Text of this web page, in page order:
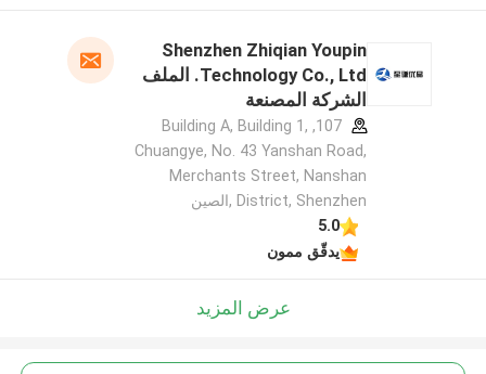
Shenzhen Zhiqian Youpin
Technology Co., Ltd. الملف
الشركة المصنعة
107, Building A, Building 1,
Chuangye, No. 43 Yanshan Road,
Merchants Street, Nanshan
District, Shenzhen ,الصين
5.0
يدقّق ممون
عرض المزيد